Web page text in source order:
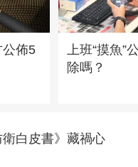
公佈5
上班“摸魚”
除嗎？
白皮書》藏禍心